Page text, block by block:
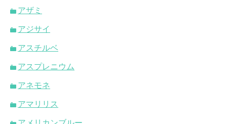
アザミ
アジサイ
アスチルベ
アスプレニウム
アネモネ
アマリリス